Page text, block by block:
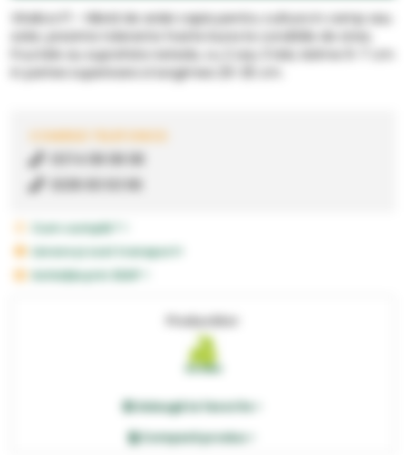
Vitalica F1 - Hibrid de ardei capia pentru cultura in camp sau
Fructele au suprafata neteda, cu 2 sau 3 lobi, latime 6-7 cm
in partea superioara si lungimea 20-25 cm.
Cum cumpăr? >
Livrare și cost transport>
Achiziție prin SEAP >
Producător:
Adaugă la favorite >
Compară produs >